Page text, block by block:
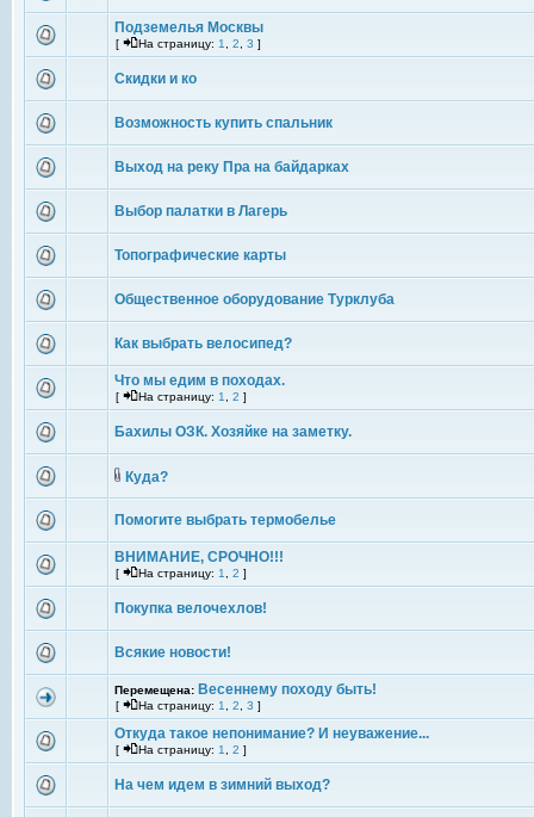
Подземелья Москвы
[ На страницу: 1 2 3 ]
Скидки и ко
Возможность купить спальник
Выход на реку Пра на байдарках
Выбор палатки в Лагерь
Топографические карты
Общественное оборудование Турклуба
Как выбрать велосипед?
Что мы едим в походах.
[ На страницу: 1 2 ]
Бахилы ОЗК. Хозяйке на заметку.
Куда?
Помогите выбрать термобелье
ВНИМАНИЕ, СРОЧНО!!!
[ На страницу: 1 2 ]
Покупка велочехлов!
Всякие новости!
Перемещена: Весеннему походу быть!
[ На страницу: 1 2 3 ]
Откуда такое непонимание? И неуважение...
[ На страницу: 1 2 ]
На чем идем в зимний выход?